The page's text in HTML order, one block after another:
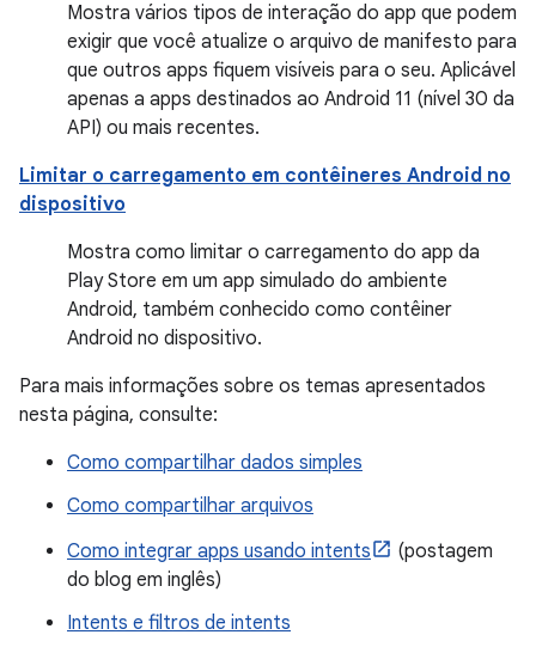
Mostra vários tipos de interação do app que podem
exigir que você atualize o arquivo de manifesto para
que outros apps fiquem visíveis para o seu. Aplicável
apenas a apps destinados ao Android 11 (nível 30 da
API) ou mais recentes.
Limitar o carregamento em contêineres Android no
dispositivo
Mostra como limitar o carregamento do app da
Play Store em um app simulado do ambiente
Android, também conhecido como contêiner
Android no dispositivo.
Para mais informações sobre os temas apresentados
nesta página, consulte:
Como compartilhar dados simples
Como compartilhar arquivos
Como integrar apps usando intents
(postagem
do blog em inglês)
Intents e filtros de intents